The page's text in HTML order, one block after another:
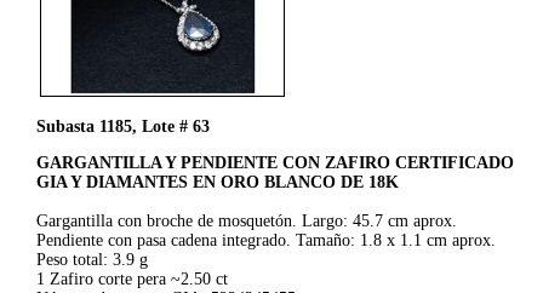
Subasta 1185, Lote # 63
GARGANTILLA Y PENDIENTE CON ZAFIRO CERTIFICADO
GIA Y DIAMANTES EN ORO BLANCO DE 18K
Gargantilla con broche de mosquetón. Largo: 45.7 cm aprox.
Pendiente con pasa cadena integrado. Tamaño: 1.8 x 1.1 cm aprox.
Peso total: 3.9 g
1 Zafiro corte pera ~2.50 ct